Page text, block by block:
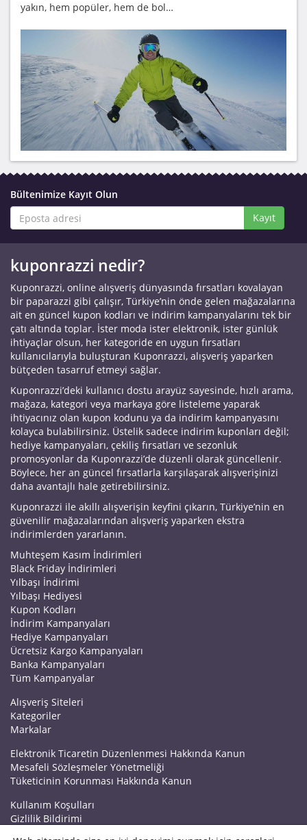
yakın, hem popüler, hem de bol…
Bültenimize Kayıt Olun
Kayıt
kuponrazzi nedir?
Kuponrazzi, online alışveriş dünyasında fırsatları kovalayan
bir paparazzi gibi çalışır, Türkiye’nin önde gelen mağazalarına
ait en güncel kupon kodları ve indirim kampanyalarını tek bir
çatı altında toplar. İster moda ister elektronik, ister günlük
ihtiyaçlar olsun, her kategoride en uygun fırsatları
kullanıcılarıyla buluşturan Kuponrazzi, alışveriş yaparken
bütçeden tasarruf etmeyi sağlar.
Kuponrazzi’deki kullanıcı dostu arayüz sayesinde, hızlı arama,
mağaza, kategori veya markaya göre listeleme yaparak
ihtiyacınız olan kupon kodunu ya da indirim kampanyasını
kolayca bulabilirsiniz. Üstelik sadece indirim kuponları değil;
hediye kampanyaları, çekiliş fırsatları ve sezonluk
promosyonlar da Kuponrazzi’de düzenli olarak güncellenir.
Böylece, her an güncel fırsatlarla karşılaşarak alışverişinizi
daha avantajlı hale getirebilirsiniz.
Kuponrazzi ile akıllı alışverişin keyfini çıkarın, Türkiye’nin en
güvenilir mağazalarından alışveriş yaparken ekstra
indirimlerden yararlanın.
Muhteşem Kasım İndirimleri
Black Friday İndirimleri
Yılbaşı İndirimi
Yılbaşı Hediyesi
Kupon Kodları
İndirim Kampanyaları
Hediye Kampanyaları
Ücretsiz Kargo Kampanyaları
Banka Kampanyaları
Tüm Kampanyalar
Alışveriş Siteleri
Kategoriler
Markalar
Elektronik Ticaretin Düzenlenmesi Hakkında Kanun
Mesafeli Sözleşmeler Yönetmeliği
Tüketicinin Korunması Hakkında Kanun
Kullanım Koşulları
Gizlilik Bildirimi